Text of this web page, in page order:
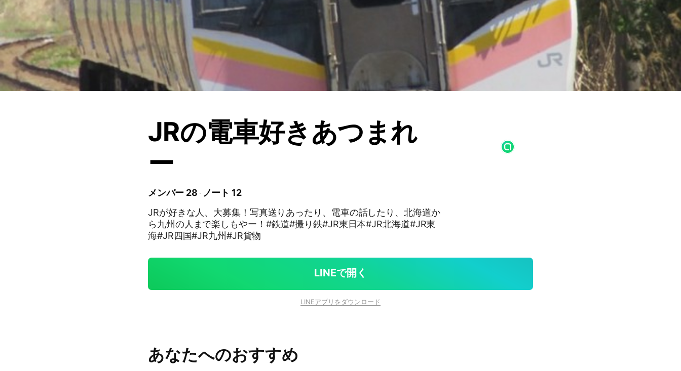
JRの電車好きあつまれ
ー
メンバー 28
ノート 12
JRが好きな人、大募集！写真送りあったり、電車の話したり、北海道か
ら九州の人まで楽しもやー！#鉄道#撮り鉄#JR東日本#JR北海道#JR東
海#JR四国#JR九州#JR貨物
LINEで開く
LINEアプリをダウンロード
あなたへのおすすめ